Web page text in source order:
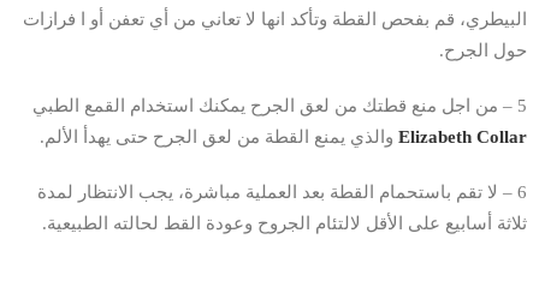
البيطري، قم بفحص القطة وتأكد انها لا تعاني من أي تعفن أو ا فرازات
حول الجرح.
5 – من اجل منع قطتك من لعق الجرح يمكنك استخدام القمع الطبي
Elizabeth Collar والذي يمنع القطة من لعق الجرح حتى يهدأ الألم.
6 – لا تقم باستحمام القطة بعد العملية مباشرة، يجب الانتظار لمدة
ثلاثة أسابيع على الأقل لالتئام الجروح وعودة القط لحالته الطبيعية.